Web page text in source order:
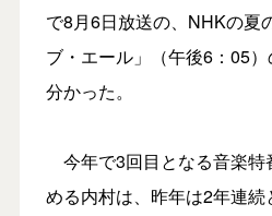
で8月6日放送の、NHKの夏
ブ・エール」（午後6：05
分かった。
今年で3回目となる音楽特
める内村は、昨年は2年連